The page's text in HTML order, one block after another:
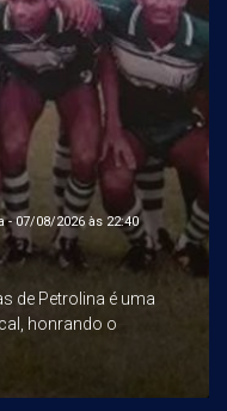
07/08/2026 às 22:40
de Petrolina é uma
honrando o